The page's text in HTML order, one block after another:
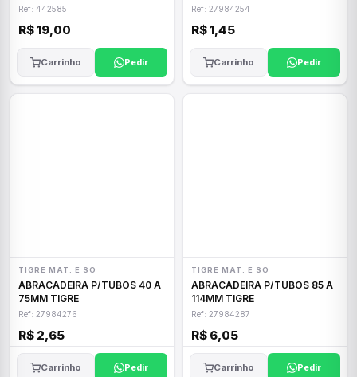
Ref: 442585
R$ 19,00
Carrinho Pedir
Ref: 27984254
R$ 1,45
Carrinho Pedir
TIGRE MAT. E SO
ABRACADEIRA P/TUBOS 40 A
75MM TIGRE
Ref: 27984276
R$ 2,65
Carrinho Pedir
TIGRE MAT. E SO
ABRACADEIRA P/TUBOS 85 A
114MM TIGRE
Ref: 27984287
R$ 6,05
Carrinho Pedir